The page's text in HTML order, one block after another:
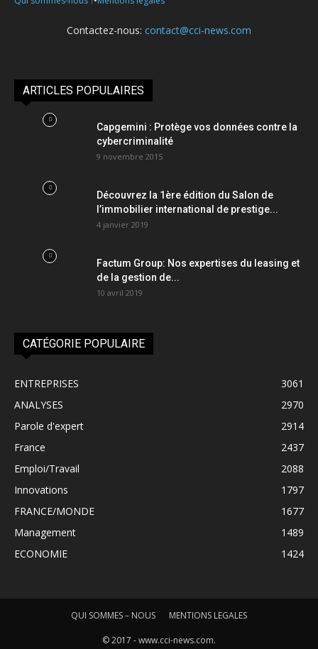
Contactez-nous: contact@cci-news.com
ARTICLES POPULAIRES
Capgemini : Protège vos données contre la
cybercriminalité
9 novembre 2015
Découvrez la 1ère édition du Salon de
l’immobilier international de prestige...
4 janvier 2019
Factum Group: Nos expertises du leasing et
de la gestion de...
10 avril 2019
CATÉGORIE POPULAIRE
ENTREPRISES
3061
ANALYSES
2970
Parole d'expert
2914
France
2437
Emploi/Travail
2088
Innovations
1797
FRANCE/MONDE
1677
Management
1489
ECONOMIE
1424
QUI SOMMES – NOUS MENTIONS LEGALES
© 2017 - www.cci-news.com.